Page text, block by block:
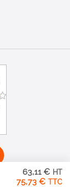
75,73 €
63,11 €